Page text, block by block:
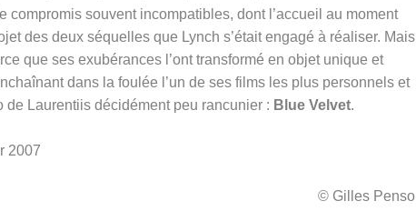
compromis souvent incompatibles, dont l’accueil au moment
des deux séquelles que Lynch s’était engagé à réaliser. Mais
que ses exubérances l’ont transformé en objet unique et
dans la foulée l’un de ses films les plus personnels et
Laurentiis décidément peu rancunier : Blue Velvet.
2007
© Gilles Penso